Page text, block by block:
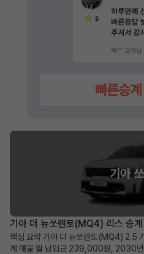
기아
기아 더 뉴쏘렌토(MQ4) 리스 승계
핵심 요약 기아 더 뉴쏘렌토(MQ4) 2.5
계 매물 월 납입금 239,000원, 2030년